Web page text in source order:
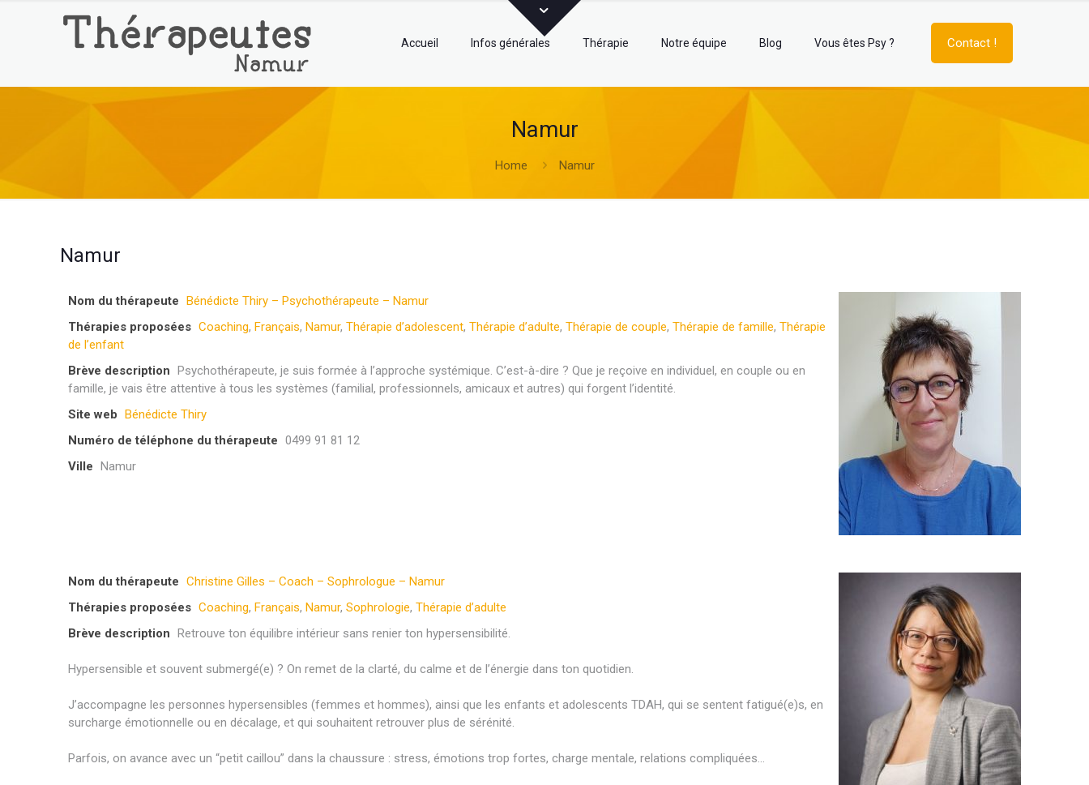
Accueil Infos générales Thérapie Notre équipe Blog Vous êtes Psy ? Contact !
Namur
Home Namur
Namur
Nom du thérapeute Bénédicte Thiry – Psychothérapeute – Namur
Thérapies proposées Coaching,Français,Namur,Thérapie d’adolescent,Thérapie d’adulte,Thérapie de couple,Thérapie de famille,Thérapie
de l’enfant
Brève description Psychothérapeute, je suis formée à l’approche systémique. C’est-à-dire ? Que je reçoive en individuel, en couple ou en
famille, je vais être attentive à tous les systèmes (familial, professionnels, amicaux et autres) qui forgent l’identité.
Site web Bénédicte Thiry
Numéro de téléphone du thérapeute 0499 91 81 12
Ville Namur
Nom du thérapeute Christine Gilles – Coach – Sophrologue – Namur
Thérapies proposées Coaching,Français,Namur,Sophrologie,Thérapie d’adulte
Brève description Retrouve ton équilibre intérieur sans renier ton hypersensibilité.
Hypersensible et souvent submergé(e) ? On remet de la clarté, du calme et de l’énergie dans ton quotidien.
J’accompagne les personnes hypersensibles (femmes et hommes), ainsi que les enfants et adolescents TDAH, qui se sentent fatigué(e)s, en
surcharge émotionnelle ou en décalage, et qui souhaitent retrouver plus de sérénité.
Parfois, on avance avec un “petit caillou” dans la chaussure : stress, émotions trop fortes, charge mentale, relations compliquées…